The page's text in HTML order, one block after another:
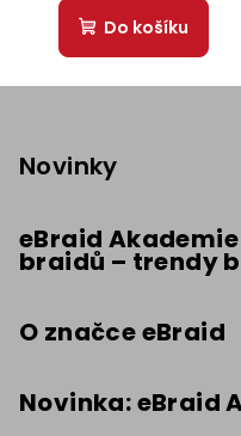
Do košíku
Novinky
eBraid
braidů – trendy
O značce eBraid
Novinka: eBraid